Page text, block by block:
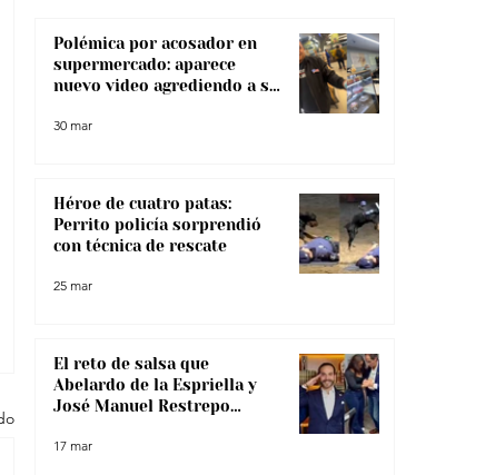
Polémica por acosador en
supermercado: aparece
nuevo video agrediendo a su
30 mar
Héroe de cuatro patas:
Perrito policía sorprendió
con técnica de rescate
25 mar
El reto de salsa que
Abelardo de la Espriella y
José Manuel Restrepo
17 mar